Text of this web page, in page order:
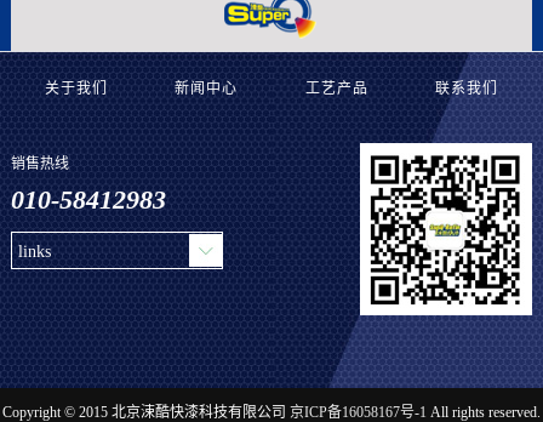
关于我们 新闻中心 工艺产品 联系我们
销售热线
010-58412983
links
Copyright © 2015 北京涑酷快漆科技有限公司 京ICP备16058167号-1 All rights reserved.